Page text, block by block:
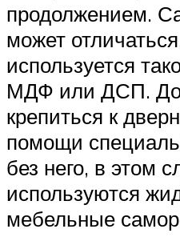
продолжением.
может
используется
МДФ или ДСП.
крепиться к
помощи
без него, в этом
используются
мебельные